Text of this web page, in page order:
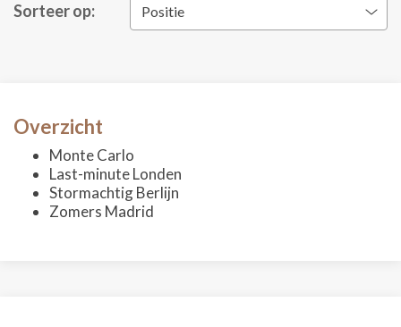
Sorteer op: Positie
Overzicht
Monte Carlo
Last-minute Londen
Stormachtig Berlijn
Zomers Madrid